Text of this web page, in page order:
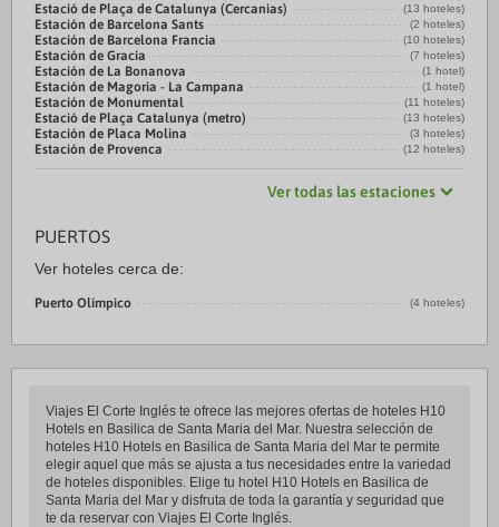
Estació de Plaça de Catalunya (Cercanias) (13 hoteles)
Estación de Barcelona Sants (2 hoteles)
Estación de Barcelona Francia (10 hoteles)
Estación de Gracia (7 hoteles)
Estación de La Bonanova (1 hotel)
Estación de Magoria - La Campana (1 hotel)
Estación de Monumental (11 hoteles)
Estació de Plaça Catalunya (metro) (13 hoteles)
Estación de Placa Molina (3 hoteles)
Estación de Provenca (12 hoteles)
Ver todas las estaciones
PUERTOS
Ver hoteles cerca de:
Puerto Olímpico (4 hoteles)
Viajes El Corte Inglés te ofrece las mejores ofertas de hoteles H10
Hotels en Basilica de Santa Maria del Mar. Nuestra selección de
hoteles H10 Hotels en Basilica de Santa Maria del Mar te permite
elegir aquel que más se ajusta a tus necesidades entre la variedad
de hoteles disponibles. Elige tu hotel H10 Hotels en Basilica de
Santa Maria del Mar y disfruta de toda la garantía y seguridad que
te da reservar con Viajes El Corte Inglés.